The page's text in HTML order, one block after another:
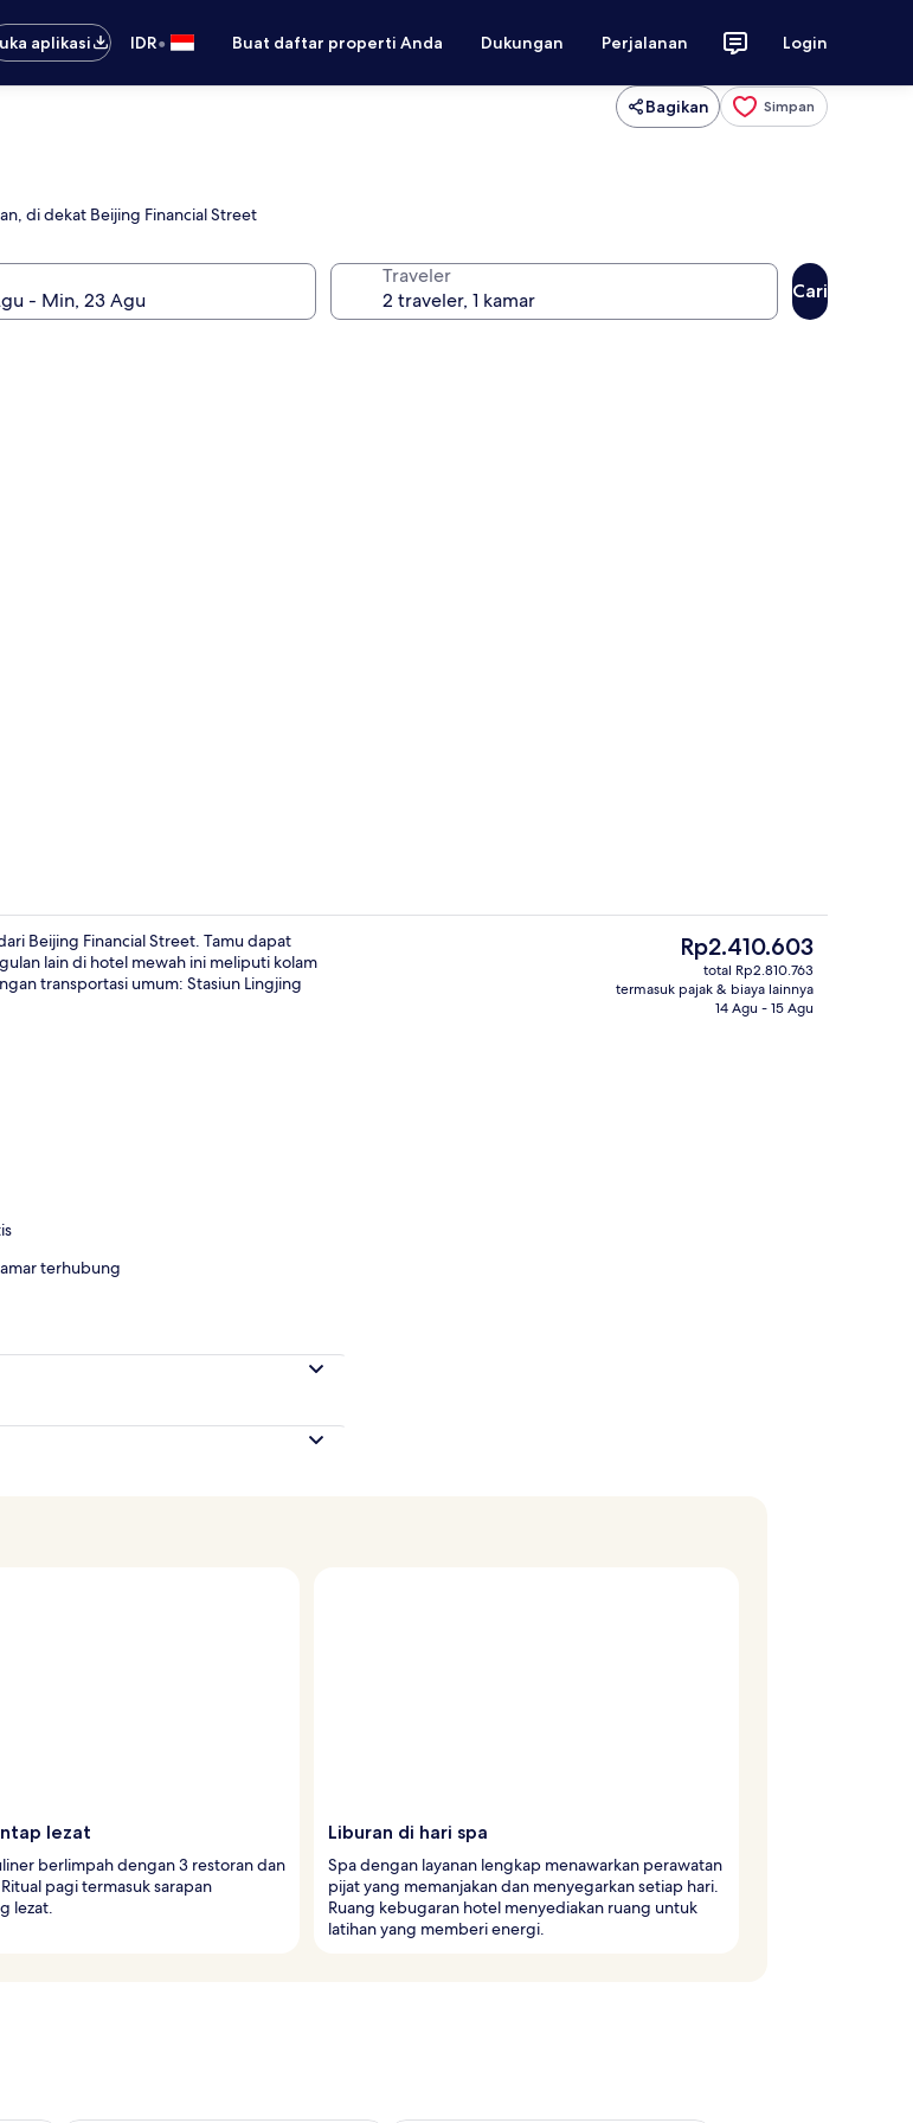
aplikasi
IDR• Buat daftar properti Anda Dukungan Perjalanan Login
Bagikan Simpan
di dekat Beijing Financial Street
Traveler
Cari
Suite Premier | Selimut bulu angsa, minibar, brankas, dan meja kerja
Bagian depan properti
Beijing Financial Street. Tamu dapat
lain di hotel mewah ini meliputi kolam
transportasi umum: Stasiun Lingjing
terhubung
Harga
saat
ini
Rp2.410.603
Rp2.410.603
total Rp2.810.763
termasuk pajak & biaya lainnya
14 Agu - 15 Agu
lezat
berlimpah dengan 3 restoran dan
pagi termasuk sarapan
lezat.
Liburan di hari spa
Spa dengan layanan lengkap menawarkan perawatan
pijat yang memanjakan dan menyegarkan setiap hari.
Ruang kebugaran hotel menyediakan ruang untuk
latihan yang memberi energi.